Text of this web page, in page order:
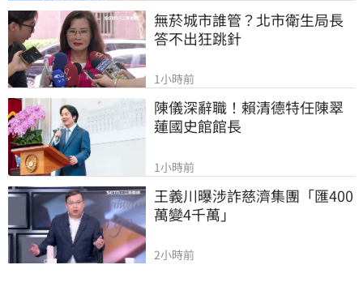
無菸城市誰管？北市衛生局長
答不出狂跳針
1小時前
陳儀深辭職！賴清德特任陳翠
蓮國史館館長
1小時前
王義川曝涉詐慈濟集團「匯400
萬變4千萬」
2小時前